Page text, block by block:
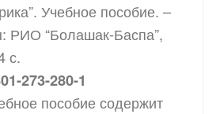
Учебное пособие. –
РИО “Болашак-Баспа”,
с.
273-280-1
пособие содержит